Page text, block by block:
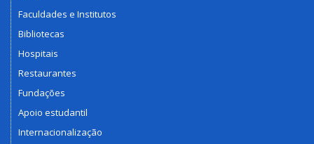
Faculdades e Institutos
Bibliotecas
Hospitais
Restaurantes
Fundações
Apoio estudantil
Internacionalização